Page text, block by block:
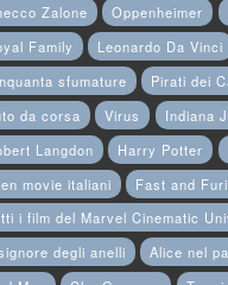
Zalone
Oppenheimer
Family
Leonardo Da Vinci
sfumature
Pirati dei
da corsa
Virus Indiana
Langdon
Harry Potter
movie italiani
Fast and
i film del Marvel Cinematic
degli anelli
Alice nel